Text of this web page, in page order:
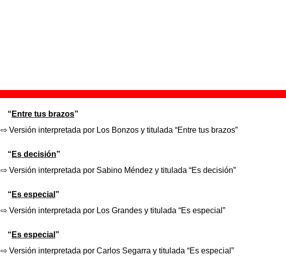
⇨ Versión interpretada por La Burla y titulada “Balada para una viuda”
“ Entre tus brazos”
⇨ Versión interpretada por Los Bonzos y titulada “Entre tus brazos”
“ Es decisión”
⇨ Versión interpretada por Sabino Méndez y titulada “Es decisión”
“ Es especial ”
⇨ Versión interpretada por Los Grandes y titulada “Es especial”
“ Es especial ”
⇨ Versión interpretada por Carlos Segarra y titulada “Es especial”